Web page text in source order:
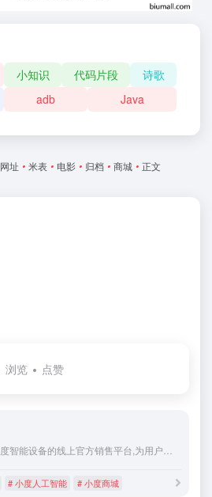
小知识 代码片段
诗歌
adb Java
网址 • 米表 • 电影 • 归档 • 商城 • 正文
浏览 点赞
# 小度人工智能 # 小度商城